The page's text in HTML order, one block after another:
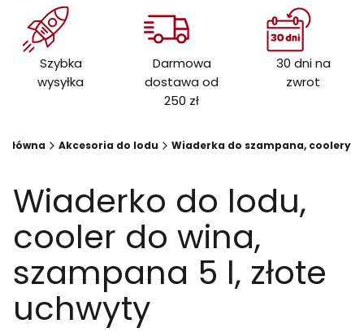
Szybka
wysyłka
Darmowa
dostawa od
250 zł
30 dni na
zwrot
Akcesoria do lodu Wiaderka do szampana, coolery
Wiaderko do lodu,
cooler do wina,
szampana 5 l, złote
uchwyty